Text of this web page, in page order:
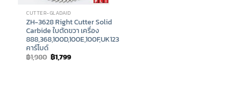
CUTTER-GLADAID
ZH-3628 Right Cutter Solid
Carbide ใบตัดขวา เครื่อง
888,368,100D,100E,100F,UK123
คาร์ไบด์
฿1,980 Original
price
฿1,799Current